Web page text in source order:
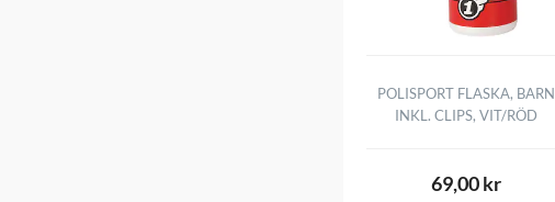
POLISPORT FLASKA, BARN
INKL. CLIPS, VIT/RÖD
69,00 kr